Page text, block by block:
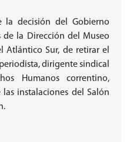
la decisión del Gobierno
de la Dirección del Museo
Atlántico Sur, de retirar el
dirigente sindical
Humanos correntino,
instalaciones del Salón